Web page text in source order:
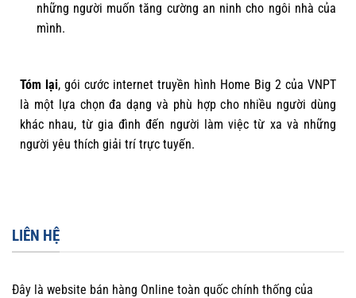
những người muốn tăng cường an ninh cho ngôi nhà của
mình.
Tóm lại, gói cước internet truyền hình Home Big 2 của VNPT
là một lựa chọn đa dạng và phù hợp cho nhiều người dùng
khác nhau, từ gia đình đến người làm việc từ xa và những
người yêu thích giải trí trực tuyến.
LIÊN HỆ
Đây là website bán hàng Online toàn quốc chính thống của